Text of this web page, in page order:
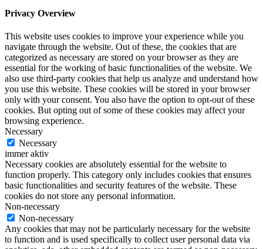
Privacy Overview
This website uses cookies to improve your experience while you
navigate through the website. Out of these, the cookies that are
categorized as necessary are stored on your browser as they are
essential for the working of basic functionalities of the website. We
also use third-party cookies that help us analyze and understand how
you use this website. These cookies will be stored in your browser
only with your consent. You also have the option to opt-out of these
cookies. But opting out of some of these cookies may affect your
browsing experience.
Necessary
Necessary
immer aktiv
Necessary cookies are absolutely essential for the website to
function properly. This category only includes cookies that ensures
basic functionalities and security features of the website. These
cookies do not store any personal information.
Non-necessary
Non-necessary
Any cookies that may not be particularly necessary for the website
to function and is used specifically to collect user personal data via